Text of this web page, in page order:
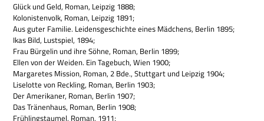
Glück und Geld, Roman, Leip­zig 1888;
Kolo­ni­sten­volk, Roman, Leip­zig 1891;
Aus guter Fami­lie. Lei­dens­ge­schichte eines Mäd­chens, Ber­lin 1895;
Ikas Bild, Lust­spiel, 1894;
Frau Bür­ge­lin und ihre Söhne, Roman, Ber­lin 1899;
Ellen von der Wei­den. Ein Tage­buch, Wien 1900;
Mar­ga­re­tes Mis­sion, Roman, 2 Bde., Stutt­gart und Leip­zig 1904;
Lise­lotte von Reck­ling, Roman, Ber­lin 1903;
Der Ame­ri­ka­ner, Roman, Ber­lin 1907;
Das Trä­nen­haus, Roman, Ber­lin 1908;
Früh­lings­tau­mel, Roman, 1911;